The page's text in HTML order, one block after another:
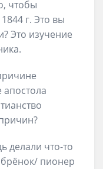
чтобы
г. Это вы
Это изучение
делали что-то
пионер